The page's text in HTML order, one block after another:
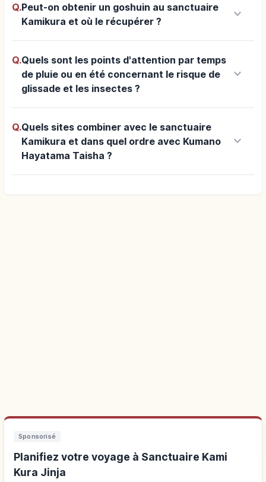
Q.Peut-on obtenir un goshuin au sanctuaire
Kamikura et où le récupérer ?
keyboard_arrow_down
Q.Quels sont les points d'attention par temps
de pluie ou en été concernant le risque de
glissade et les insectes ?
keyboard_arrow_down
Q.Quels sites combiner avec le sanctuaire
Kamikura et dans quel ordre avec Kumano
Hayatama Taisha ?
keyboard_arrow_down
Sponsorisé
Planifiez votre voyage à Sanctuaire Kami
Kura Jinja